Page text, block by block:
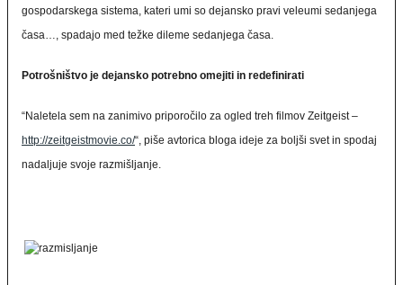
gospodarskega sistema, kateri umi so dejansko pravi veleumi sedanjega
časa…, spadajo med težke dileme sedanjega časa.
Potrošništvo je dejansko potrebno omejiti in redefinirati
“Naletela sem na zanimivo priporočilo za ogled treh filmov Zeitgeist –
http://zeitgeistmovie.co/“, piše avtorica bloga ideje za boljši svet in spodaj
nadaljuje svoje razmišljanje.